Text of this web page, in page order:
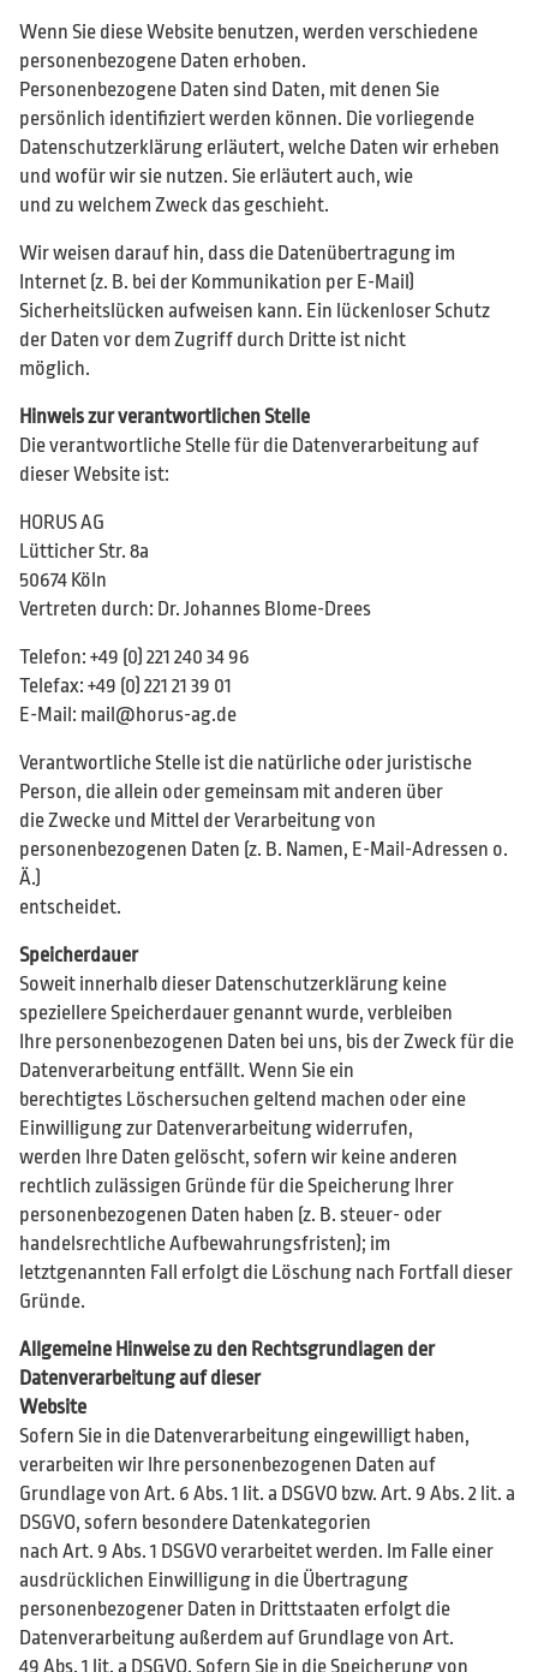
Wenn Sie diese Website benutzen, werden verschiedene
personenbezogene Daten erhoben.
Personenbezogene Daten sind Daten, mit denen Sie
persönlich identifiziert werden können. Die vorliegende
Datenschutzerklärung erläutert, welche Daten wir erheben
und wofür wir sie nutzen. Sie erläutert auch, wie
und zu welchem Zweck das geschieht.
Wir weisen darauf hin, dass die Datenübertragung im
Internet (z. B. bei der Kommunikation per E-Mail)
Sicherheitslücken aufweisen kann. Ein lückenloser Schutz
der Daten vor dem Zugriff durch Dritte ist nicht
möglich.
Hinweis zur verantwortlichen Stelle
Die verantwortliche Stelle für die Datenverarbeitung auf
dieser Website ist:
HORUS AG
Lütticher Str. 8a
50674 Köln
Vertreten durch: Dr. Johannes Blome-Drees
Telefon: +49 (0) 221 240 34 96
Telefax: +49 (0) 221 21 39 01
E-Mail: mail@horus-ag.de
Verantwortliche Stelle ist die natürliche oder juristische
Person, die allein oder gemeinsam mit anderen über
die Zwecke und Mittel der Verarbeitung von
personenbezogenen Daten (z. B. Namen, E-Mail-Adressen o.
Ä.)
entscheidet.
Speicherdauer
Soweit innerhalb dieser Datenschutzerklärung keine
speziellere Speicherdauer genannt wurde, verbleiben
Ihre personenbezogenen Daten bei uns, bis der Zweck für die
Datenverarbeitung entfällt. Wenn Sie ein
berechtigtes Löschersuchen geltend machen oder eine
Einwilligung zur Datenverarbeitung widerrufen,
werden Ihre Daten gelöscht, sofern wir keine anderen
rechtlich zulässigen Gründe für die Speicherung Ihrer
personenbezogenen Daten haben (z. B. steuer- oder
handelsrechtliche Aufbewahrungsfristen); im
letztgenannten Fall erfolgt die Löschung nach Fortfall dieser
Gründe.
Allgemeine Hinweise zu den Rechtsgrundlagen der
Datenverarbeitung auf dieser
Website
Sofern Sie in die Datenverarbeitung eingewilligt haben,
verarbeiten wir Ihre personenbezogenen Daten auf
Grundlage von Art. 6 Abs. 1 lit. a DSGVO bzw. Art. 9 Abs. 2 lit. a
DSGVO, sofern besondere Datenkategorien
nach Art. 9 Abs. 1 DSGVO verarbeitet werden. Im Falle einer
ausdrücklichen Einwilligung in die Übertragung
personenbezogener Daten in Drittstaaten erfolgt die
Datenverarbeitung außerdem auf Grundlage von Art.
49 Abs. 1 lit. a DSGVO. Sofern Sie in die Speicherung von